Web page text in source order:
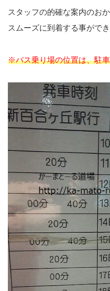
スタッフの的確な案内のお
スムーズに到着する事ができ
※バス乗り場の位置は、駐